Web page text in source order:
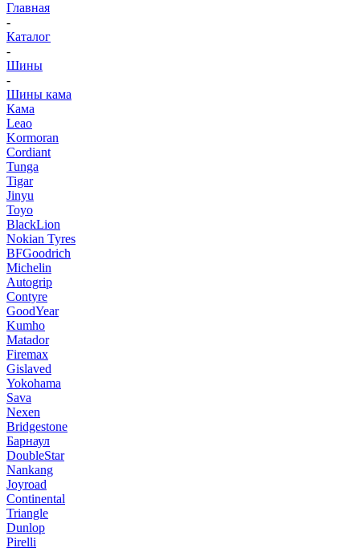
Главная
-
Каталог
-
Шины
-
Шины кама
Кама
Leao
Kormoran
Cordiant
Tunga
Tigar
Jinyu
Toyo
BlackLion
Nokian Tyres
BFGoodrich
Michelin
Autogrip
Contyre
GoodYear
Kumho
Matador
Firemax
Gislaved
Yokohama
Sava
Nexen
Bridgestone
Барнаул
DoubleStar
Nankang
Joyroad
Continental
Triangle
Dunlop
Pirelli